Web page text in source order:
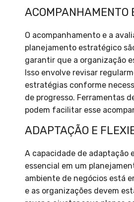
ACOMPANHAMENTO
O acompanhamento e a
planejamento estratégico
garantir que a organização
Isso envolve revisar
estratégias conforme
de progresso. Ferramentas
podem facilitar esse
ADAPTAÇÃO E
A capacidade de adaptação
essencial em um
ambiente de negócios está
e as organizações devem